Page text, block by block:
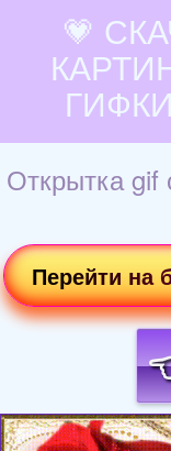
💗
Открытка gif
Перейти на